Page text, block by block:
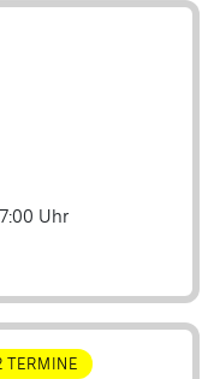
Uhr
TERMINE